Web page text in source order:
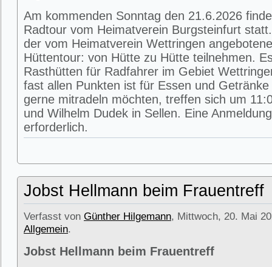
Am kommenden Sonntag den 21.6.2026
Radtour vom Heimatverein Burgsteinfurt
der vom Heimatverein Wettringen
Hüttentour: von Hütte zu Hütte teilnehmen.
Rasthütten für Radfahrer im Gebiet
fast allen Punkten ist für Essen und
gerne mitradeln möchten, treffen sich um
und Wilhelm Dudek in Sellen. Eine
erforderlich.
Jobst Hellmann beim Frauentreff
Verfasst von Günther Hilgemann, Mittwoch, 20. Mai
Allgemein.
Jobst Hellmann beim Frauentreff